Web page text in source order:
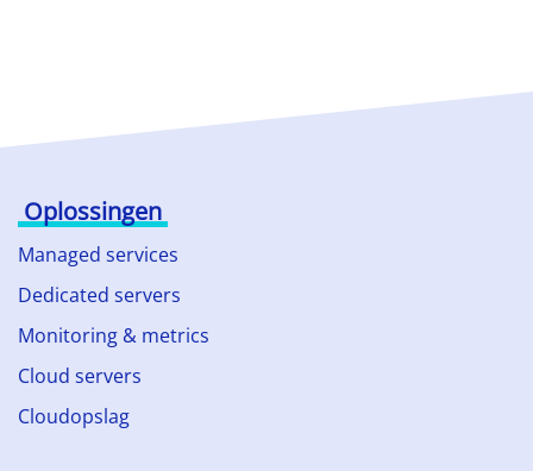
Oplossingen
Managed services
Dedicated servers
Monitoring & metrics
Cloud servers
Cloudopslag